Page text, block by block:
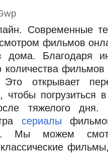
Современные
фильмов
Благодаря
количества
Это открывает
чтобы погрузиться
тяжелого
сериалы
Мы можем